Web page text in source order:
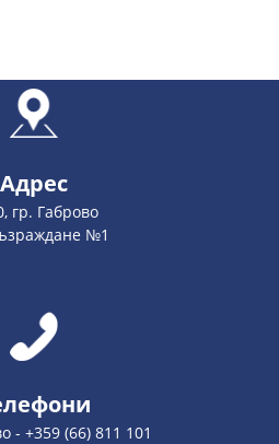
Адрес
гр. Габрово
№1
- +359 (66) 811 101